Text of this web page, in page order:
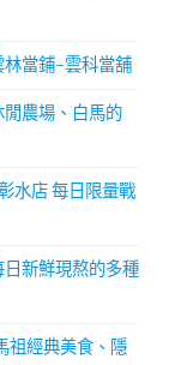
林當鋪-雲科當舖
農場、白馬的
水店 每日限量戰
新鮮現熬的多種
祖經典美食、隱